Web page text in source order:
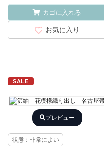
カゴに入れる
お気に入り
SALE
プレビュー
状態：非常によい